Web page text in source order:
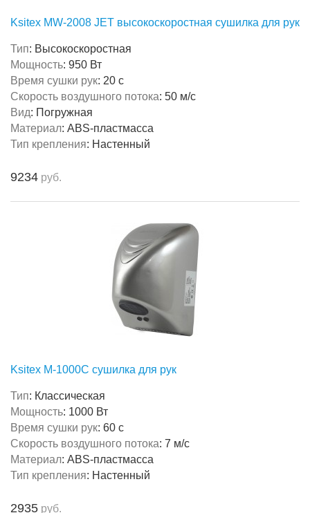
Ksitex MW-2008 JET высокоскоростная сушилка для рук
Тип: Высокоскоростная
Мощность: 950 Вт
Время сушки рук: 20 с
Скорость воздушного потока: 50 м/с
Вид: Погружная
Материал: ABS-пластмасса
Тип крепления: Настенный
9234 руб.
Ksitex M-1000C сушилка для рук
Тип: Классическая
Мощность: 1000 Вт
Время сушки рук: 60 с
Скорость воздушного потока: 7 м/с
Материал: ABS-пластмасса
Тип крепления: Настенный
2935 руб.